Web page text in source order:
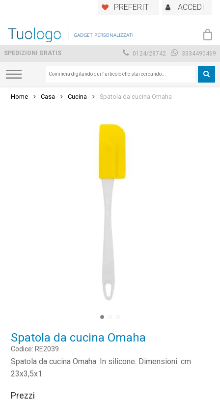
main
PREFERITI ACCEDI
GADGET PERSONALIZZATI
SPEDIZIONI GRATIS 0124/28742 3334490469
Home Casa Cucina Spatola da cucina Omaha
Spatola da cucina Omaha
Codice: RE2039
Spatola da cucina Omaha. In silicone. Dimensioni: cm
23x3,5x1.
Prezzi